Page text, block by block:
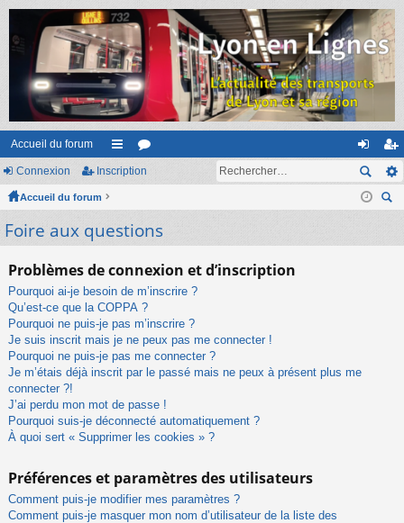
Accueil du forum
ac
ur
s
or
m
on
ne
ns
cri
Connexion Inscription
Accueil du forum
Foire aux questions
Problèmes de connexion et d’inscription
Pourquoi ai-je besoin de m’inscrire ?
Qu’est-ce que la COPPA ?
Pourquoi ne puis-je pas m’inscrire ?
Je suis inscrit mais je ne peux pas me connecter !
Pourquoi ne puis-je pas me connecter ?
Je m’étais déjà inscrit par le passé mais ne peux à présent plus me
connecter ?!
J’ai perdu mon mot de passe !
Pourquoi suis-je déconnecté automatiquement ?
À quoi sert « Supprimer les cookies » ?
Préférences et paramètres des utilisateurs
Comment puis-je modifier mes paramètres ?
Comment puis-je masquer mon nom d’utilisateur de la liste des